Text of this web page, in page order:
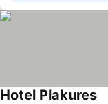
Hotel Plakures